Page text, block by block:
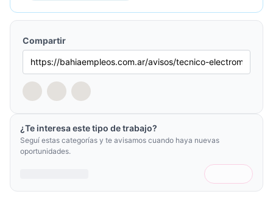
Compartir
¿Te interesa este tipo de trabajo?
Seguí estas categorías y te avisamos cuando haya nuevas
oportunidades.